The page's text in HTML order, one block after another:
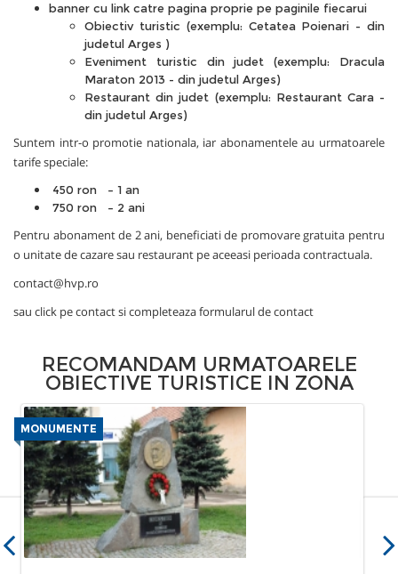
banner cu link catre pagina proprie pe paginile fiecarui
Obiectiv turistic (exemplu: Cetatea Poienari - din
judetul Arges )
Eveniment turistic din judet (exemplu: Dracula
Maraton 2013 - din judetul Arges)
Restaurant din judet (exemplu: Restaurant Cara -
din judetul Arges)
Suntem intr-o promotie nationala, iar abonamentele au urmatoarele
tarife speciale:
450 ron – 1 an
750 ron – 2 ani
Pentru abonament de 2 ani, beneficiati de promovare gratuita pentru
o unitate de cazare sau restaurant pe aceeasi perioada contractuala.
contact@hvp.ro
sau click pecontactsi completeaza formularul de contact
RECOMANDAM URMATOARELE
OBIECTIVE TURISTICE IN ZONA
MONUMENTE